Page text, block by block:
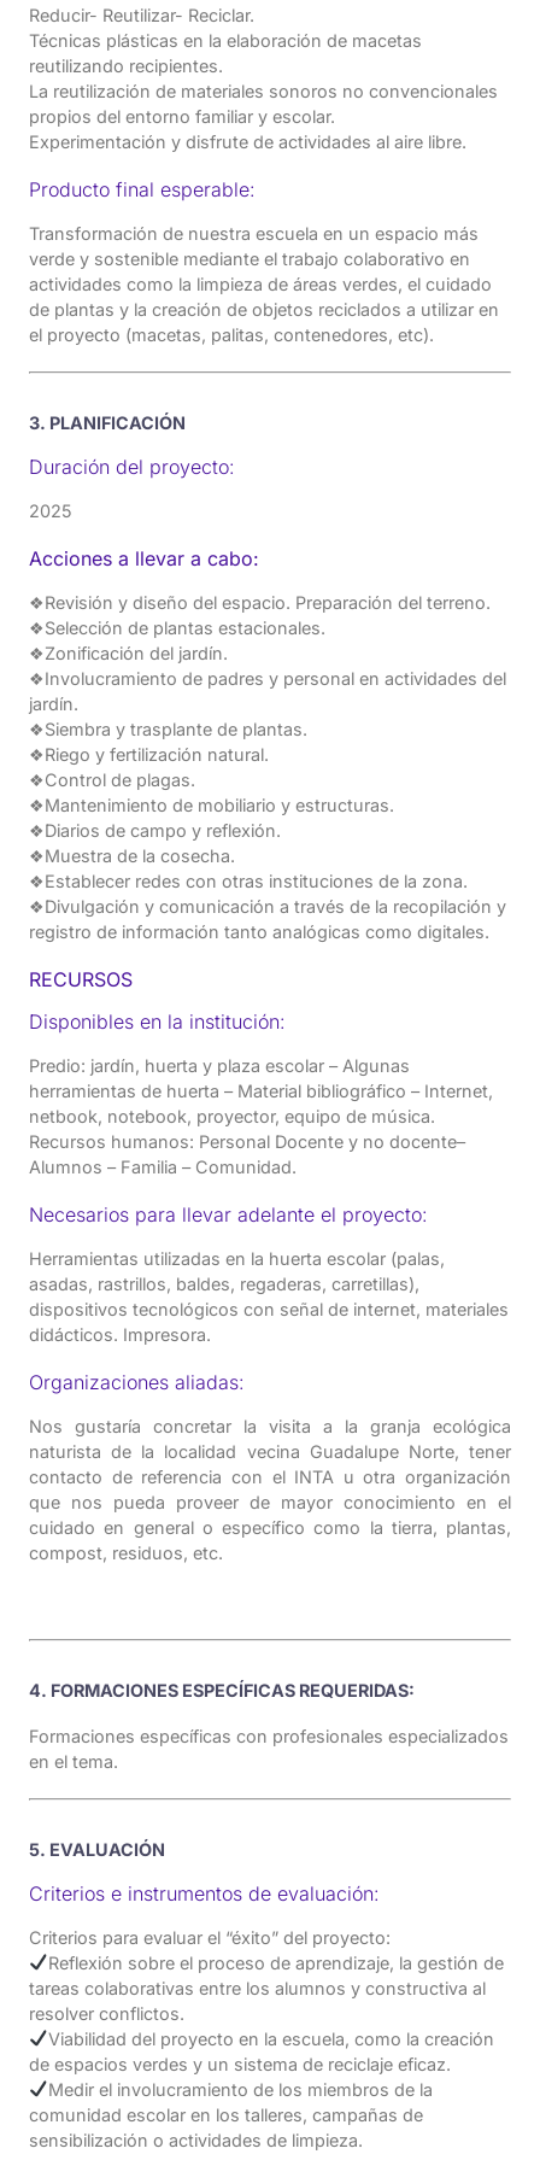
Reducir- Reutilizar- Reciclar.
Técnicas plásticas en la elaboración de macetas
reutilizando recipientes.
La reutilización de materiales sonoros no convencionales
propios del entorno familiar y escolar.
Experimentación y disfrute de actividades al aire libre.
Producto final esperable:
Transformación de nuestra escuela en un espacio más
verde y sostenible mediante el trabajo colaborativo en
actividades como la limpieza de áreas verdes, el cuidado
de plantas y la creación de objetos reciclados a utilizar en
el proyecto (macetas, palitas, contenedores, etc).
3. PLANIFICACIÓN
Duración del proyecto:
2025
Acciones a llevar a cabo:
❖Revisión y diseño del espacio. Preparación del terreno.
❖Selección de plantas estacionales.
❖Zonificación del jardín.
❖Involucramiento de padres y personal en actividades del
jardín.
❖Siembra y trasplante de plantas.
❖Riego y fertilización natural.
❖Control de plagas.
❖Mantenimiento de mobiliario y estructuras.
❖Diarios de campo y reflexión.
❖Muestra de la cosecha.
❖Establecer redes con otras instituciones de la zona.
❖Divulgación y comunicación a través de la recopilación y
registro de información tanto analógicas como digitales.
RECURSOS
Disponibles en la institución:
Predio: jardín, huerta y plaza escolar – Algunas
herramientas de huerta – Material bibliográfico – Internet,
netbook, notebook, proyector, equipo de música.
Recursos humanos: Personal Docente y no docente–
Alumnos – Familia – Comunidad.
Necesarios para llevar adelante el proyecto:
Herramientas utilizadas en la huerta escolar (palas,
asadas, rastrillos, baldes, regaderas, carretillas),
dispositivos tecnológicos con señal de internet, materiales
didácticos. Impresora.
Organizaciones aliadas:
Nos gustaría concretar la visita a la granja ecológica
naturista de la localidad vecina Guadalupe Norte, tener
contacto de referencia con el INTA u otra organización
que nos pueda proveer de mayor conocimiento en el
cuidado en general o específico como la tierra, plantas,
compost, residuos, etc.
4. FORMACIONES ESPECÍFICAS REQUERIDAS:
Formaciones específicas con profesionales especializados
en el tema.
5. EVALUACIÓN
Criterios e instrumentos de evaluación:
Criterios para evaluar el “éxito” del proyecto:
Reflexión sobre el proceso de aprendizaje, la gestión de
tareas colaborativas entre los alumnos y constructiva al
resolver conflictos.
Viabilidad del proyecto en la escuela, como la creación
de espacios verdes y un sistema de reciclaje eficaz.
Medir el involucramiento de los miembros de la
comunidad escolar en los talleres, campañas de
sensibilización o actividades de limpieza.